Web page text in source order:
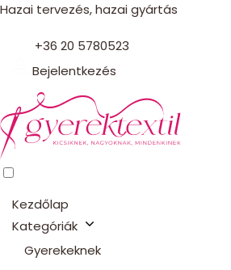
Hazai tervezés, hazai gyártás
+36 20 5780523
Bejelentkezés
Kezdőlap
Kategóriák
Gyerekeknek